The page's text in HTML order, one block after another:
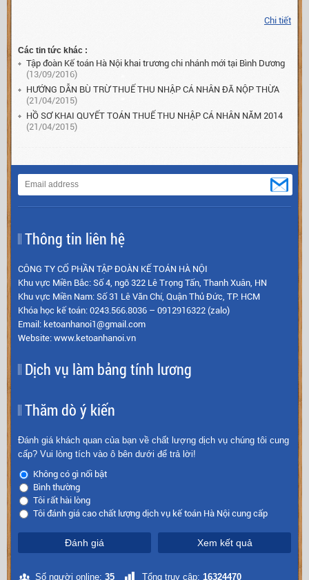
Chi tiết
Các tin tức khác :
Tập đoàn Kế toán Hà Nội khai trương chi nhánh mới tại Bình Dương
(13/09/2016)
HƯỚNG DẪN BÙ TRỪ THUẾ THU NHẬP CÁ NHÂN ĐÃ NỘP THỪA
(21/04/2015)
HỒ SƠ KHAI QUYẾT TOÁN THUẾ THU NHẬP CÁ NHÂN NĂM 2014
(21/04/2015)
Thông tin liên hệ
CÔNG TY CỔ PHẦN TẬP ĐOÀN KẾ TOÁN HÀ NỘI
Khu vực Miền Bắc: Số 4, ngõ 322 Lê Trọng Tấn, Thanh Xuân, HN
Khu vực Miền Nam: Số 31 Lê Văn Chí, Quận Thủ Đức, TP. HCM
Khóa học kế toán: 0243.566.8036 – 0912916322 (zalo)
Email: ketoanhanoi1@gmail.com
Website: www.ketoanhanoi.vn
Dịch vụ làm bảng tính lương
Thăm dò ý kiến
Đánh giá khách quan của bạn về chất lượng dịch vụ chúng tôi cung
cấp? Vui lòng tích vào ô bên dưới để trả lời!
Không có gì nổi bật
Bình thường
Tôi rất hài lòng
Tôi đánh giá cao chất lượng dịch vụ kế toán Hà Nội cung cấp
Đánh giá Xem kết quả
Số người online: 35 Tổng truy cập: 16324470